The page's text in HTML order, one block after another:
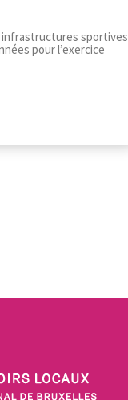
sportives
pour l’exercice